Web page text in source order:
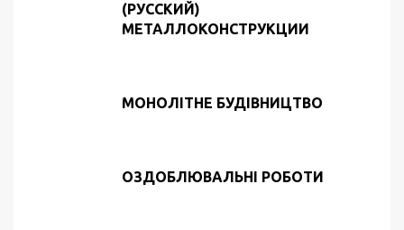
(РУССКИЙ)
МЕТАЛЛОКОНСТРУКЦИИ
МОНОЛІТНЕ БУДІВНИЦТВО
ОЗДОБЛЮВАЛЬНІ РОБОТИ